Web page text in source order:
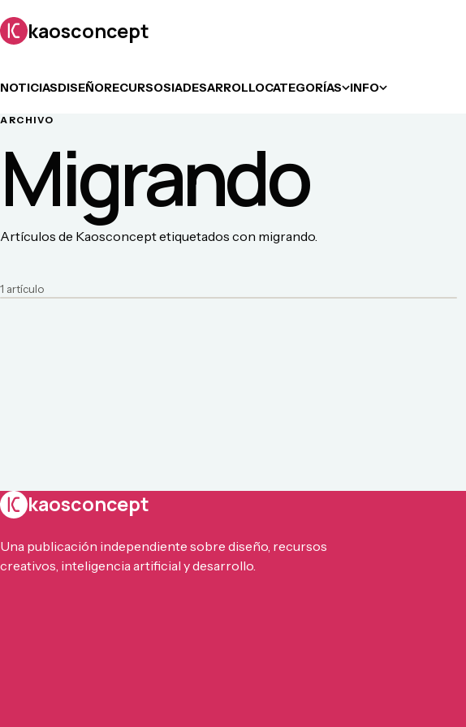
kaosconcept
NOTICIASDISEÑORECURSOSIADESARROLLOCATEGORÍAS INFO
ARCHIVO
Migrando
Artículos de Kaosconcept etiquetados con migrando.
1 artículo
kaosconcept
Una publicación independiente sobre diseño, recursos
creativos, inteligencia artificial y desarrollo.